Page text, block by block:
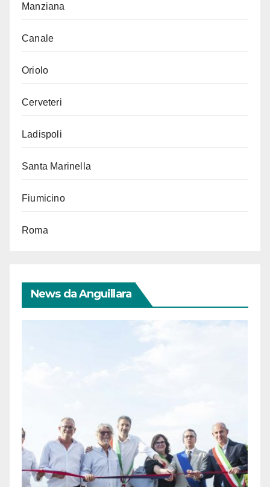
Manziana
Canale
Oriolo
Cerveteri
Ladispoli
Santa Marinella
Fiumicino
Roma
News da Anguillara